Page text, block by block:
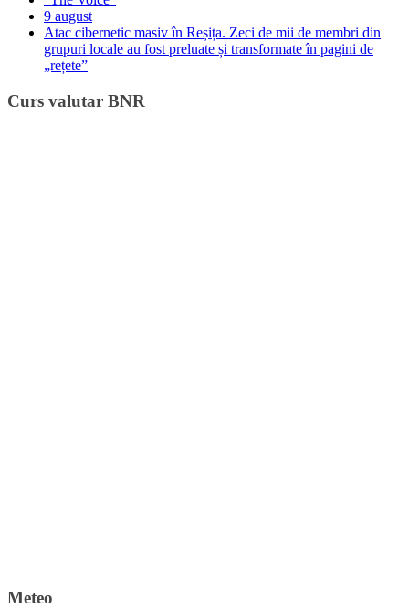
9 august
Atac cibernetic masiv în Reșița. Zeci de mii de membri din
grupuri locale au fost preluate și transformate în pagini de
„rețete”
Curs valutar BNR
Meteo